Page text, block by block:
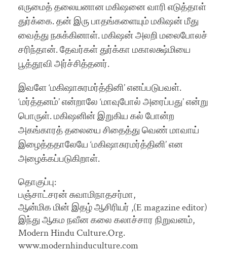
எருமைத் தலையனான மகிஷனை வாரி எடுத்தாள்
துர்க்கை. தன் இரு பாதங்களையும் மகிஷன் மீது
வைத்து நசுக்கினாள். மகிஷன் அலறி மலைபோலச்
சரிந்தான். தேவர்கள் துர்க்கா மகாலக்ஷ்மியை
பூத்தூவி அர்ச்சித்தனர்.
இவளே ‘மகிஷாசுரமர்த்தினி’ எனப்படுபவள்.
‘மர்த்தனம்’ என்றாலே ‘மாவுபோல் அரைப்பது’ என்று
பொருள். மகிஷனின் இறுகிய கல் போன்ற
அகங்காரத் தலையை சிதைத்து வெண் மாவாய்
இழைத்ததாலேயே ‘மகிஷாசுரமர்த்தினி’ என
அழைக்கப்படுகிறாள்.
தொகுப்பு:
பஞ்சாட்சரன் சுவாமிநாதசர்மா,
ஆன்மிக மின் இதழ் ஆசிரியர் ,(E magazine editor)
இந்து ஆகம நவீன கலை கலாச்சார நிறுவனம்,
Modern Hindu Culture.Org.
www.modernhinduculture.com